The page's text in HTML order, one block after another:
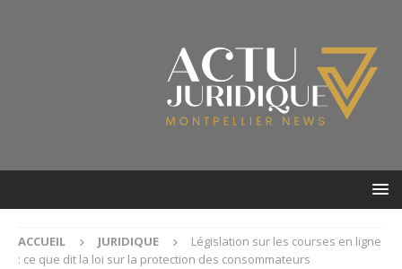
ACCUEIL JURIDIQUE
Législation sur les courses en ligne
: ce que dit la loi sur la protection des consommateurs